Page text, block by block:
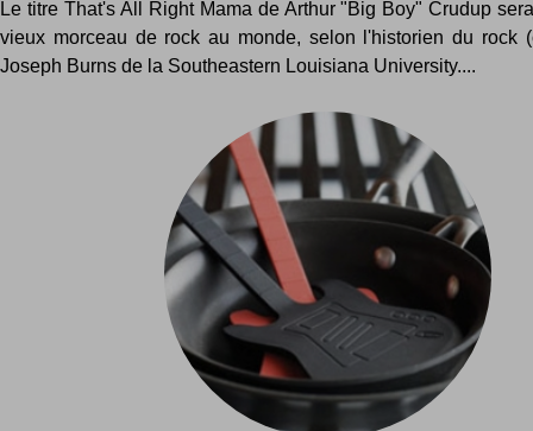
Le titre That's All Right Mama de Arthur "Big Boy" Crudup
vieux morceau de rock au monde, selon l'historien du rock
Joseph Burns de la Southeastern Louisiana University....